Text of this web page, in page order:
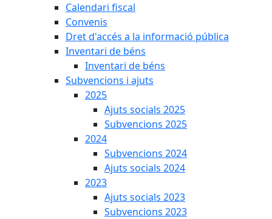
Calendari fiscal
Convenis
Dret d'accés a la informació pública
Inventari de béns
Inventari de béns
Subvencions i ajuts
2025
Ajuts socials 2025
Subvencions 2025
2024
Subvencions 2024
Ajuts socials 2024
2023
Ajuts socials 2023
Subvencions 2023